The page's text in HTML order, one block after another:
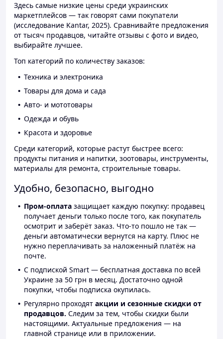
Здесь самые низкие цены среди украинских
маркетплейсов — так говорят сами покупатели
(исследование Kantar, 2025). Сравнивайте предложения
от тысяч продавцов, читайте отзывы с фото и видео,
выбирайте лучшее.
Топ категорий по количеству заказов:
Техника и электроника
Товары для дома и сада
Авто- и мототовары
Одежда и обувь
Красота и здоровье
Среди категорий, которые растут быстрее всего:
продукты питания и напитки, зоотовары, инструменты,
материалы для ремонта, строительные товары.
Удобно, безопасно, выгодно
Пром-оплата защищает каждую покупку: продавец
получает деньги только после того, как покупатель
осмотрит и заберёт заказ. Что-то пошло не так —
деньги автоматически вернутся на карту. Плюс не
нужно переплачивать за наложенный платёж на
почте.
С подпиской Smart — бесплатная доставка по всей
Украине за 50 грн в месяц. Достаточно одной
покупки, чтобы подписка окупилась.
Регулярно проходят акции и сезонные скидки от
продавцов. Следим за тем, чтобы скидки были
настоящими. Актуальные предложения — на
главной странице или в приложении.